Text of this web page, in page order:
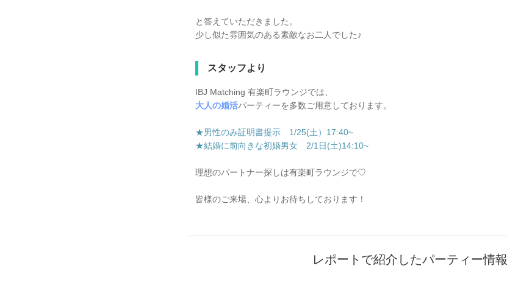
と答えていただきました。
少し似た雰囲気のある素敵なお二人でした♪
スタッフより
IBJ Matching 有楽町ラウンジでは、
大人の婚活パーティーを多数ご用意しております。
★男性のみ証明書提示 1/25(土）17:40~
★結婚に前向きな初婚男女 2/1日(土)14:10~
理想のパートナー探しは有楽町ラウンジで♡
皆様のご来場、心よりお待ちしております！
レポートで紹介したパーティー情報